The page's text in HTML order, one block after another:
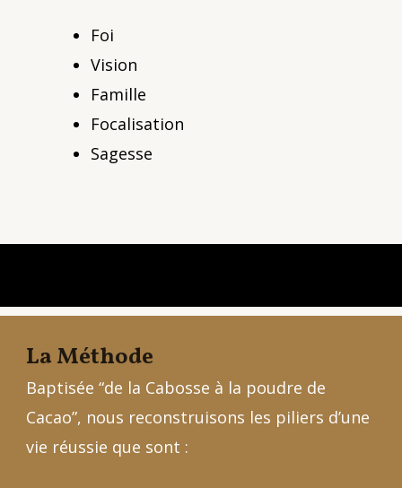
Foi
Vision
Famille
Focalisation
Sagesse
La Méthode
Baptisée “de la Cabosse à la poudre de
Cacao”, nous reconstruisons les piliers d’une
vie réussie que sont :